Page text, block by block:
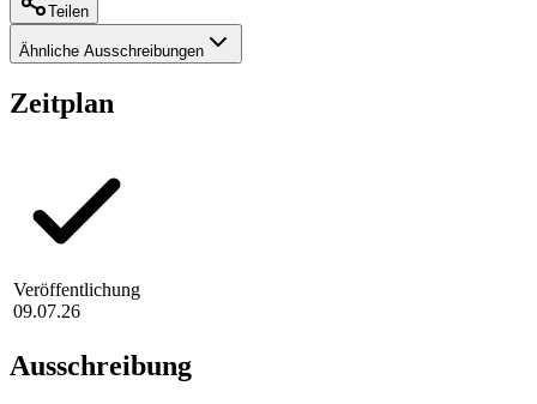
Teilen
Ähnliche Ausschreibungen
Zeitplan
Veröffentlichung
09.07.26
Ausschreibung